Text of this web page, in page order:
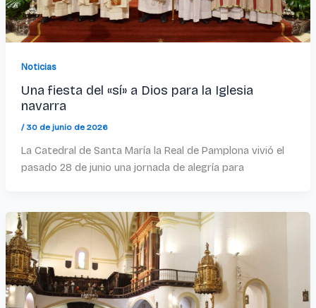
Noticias
Una fiesta del «sí» a Dios para la Iglesia
navarra
/ 30 de junio de 2026
La Catedral de Santa María la Real de Pamplona vivió el
pasado 28 de junio una jornada de alegría para